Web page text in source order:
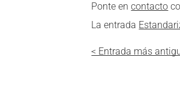
Ponte encontacto
La entrada
< Entrada más